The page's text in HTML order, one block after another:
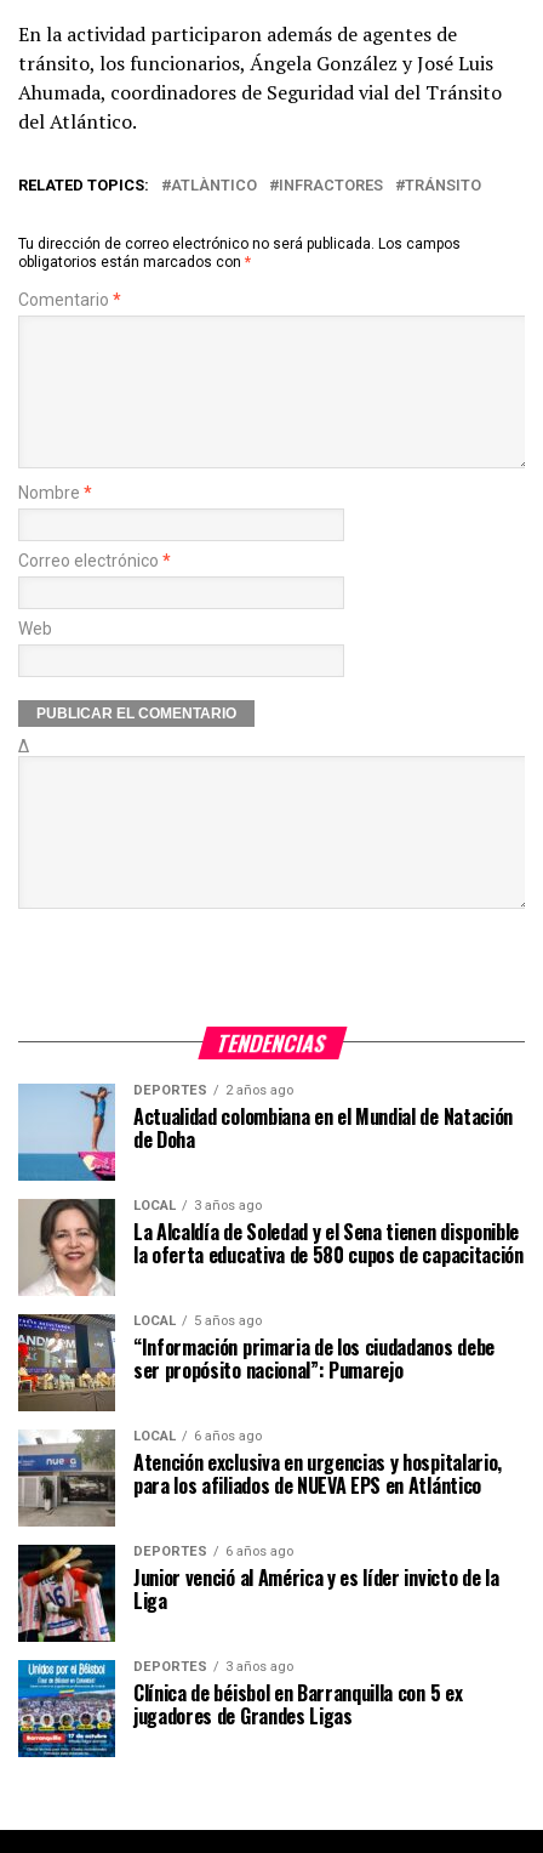
En la actividad participaron además de agentes de
tránsito, los funcionarios, Ángela González y José Luis
Ahumada, coordinadores de Seguridad vial del Tránsito
del Atlántico.
RELATED TOPICS: ATLÀNTICO INFRACTORES TRÁNSITO
Tu dirección de correo electrónico no será publicada. Los campos
obligatorios están marcados con *
Comentario *
Nombre *
Correo electrónico *
Web
Δ
TENDENCIAS
DEPORTES 2 años ago
Actualidad colombiana en el Mundial de Natación
de Doha
LOCAL 3 años ago
La Alcaldía de Soledad y el Sena tienen disponible
la oferta educativa de 580 cupos de capacitación
LOCAL 5 años ago
“Información primaria de los ciudadanos debe
ser propósito nacional”: Pumarejo
LOCAL 6 años ago
Atención exclusiva en urgencias y hospitalario,
para los afiliados de NUEVA EPS en Atlántico
DEPORTES 6 años ago
Junior venció al América y es líder invicto de la
Liga
DEPORTES 3 años ago
Clínica de béisbol en Barranquilla con 5 ex
jugadores de Grandes Ligas